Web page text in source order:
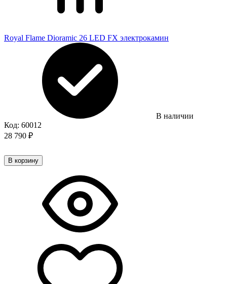
Royal Flame Dioramic 26 LED FX электрокамин
В наличии
Код: 60012
28 790 ₽
В корзину